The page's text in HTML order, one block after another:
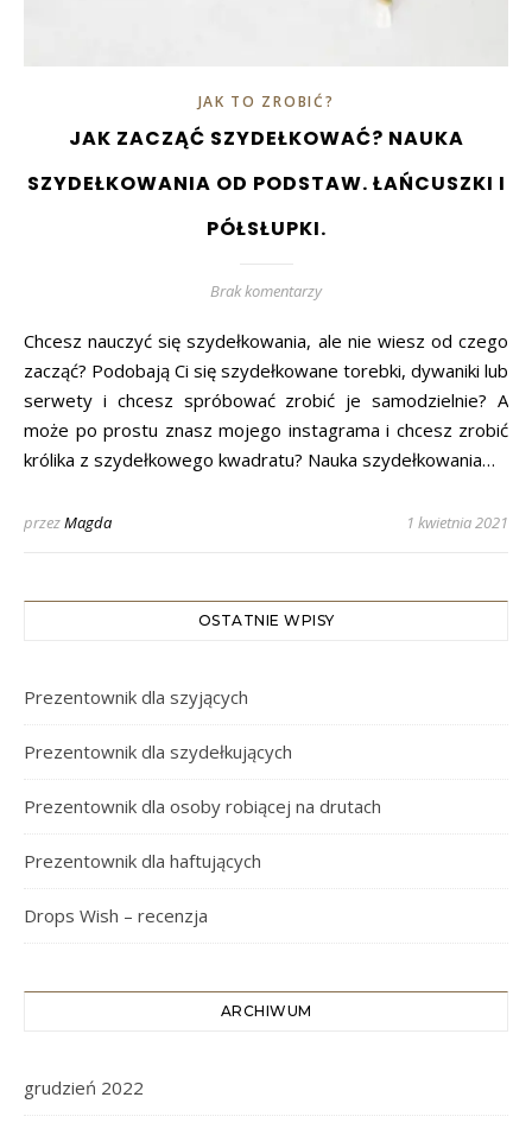
JAK TO ZROBIĆ?
JAK ZACZĄĆ SZYDEŁKOWAĆ? NAUKA
SZYDEŁKOWANIA OD PODSTAW. ŁAŃCUSZKI I
PÓŁSŁUPKI.
Brak komentarzy
Chcesz nauczyć się szydełkowania, ale nie wiesz od czego
zacząć? Podobają Ci się szydełkowane torebki, dywaniki lub
serwety i chcesz spróbować zrobić je samodzielnie? A
może po prostu znasz mojego instagrama i chcesz zrobić
królika z szydełkowego kwadratu? Nauka szydełkowania…
przezMagda 1 kwietnia 2021
OSTATNIE WPISY
Prezentownik dla szyjących
Prezentownik dla szydełkujących
Prezentownik dla osoby robiącej na drutach
Prezentownik dla haftujących
Drops Wish – recenzja
ARCHIWUM
grudzień 2022